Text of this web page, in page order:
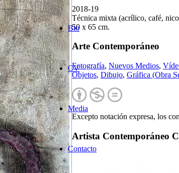
Bio
CV
Media
Contacto
2018-19
Técnica mixta (acrílico, café,
50 x 65 cm.
Arte Contemporáneo
Fotografía, Nuevos Medios,
Objetos, Dibujo, Gráfica (Obra
Excepto notación expresa, los
Artista Contemporáneo